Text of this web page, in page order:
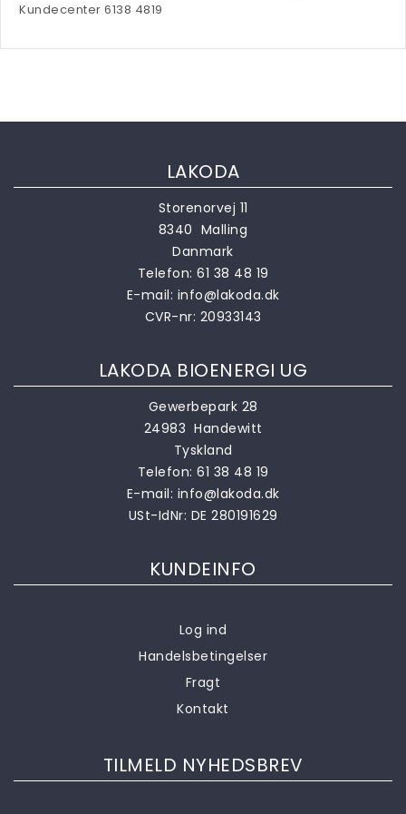
Kundecenter 6138 4819
LAKODA
Storenorvej 11
8340 Malling
Danmark
Telefon: 61 38 48 19
E-mail: info@lakoda.dk
CVR-nr: 20933143
LAKODA BIOENERGI UG
Gewerbepark 28
24983 Handewitt
Tyskland
Telefon: 61 38 48 19
E-mail: info@lakoda.dk
USt-IdNr: DE 280191629
KUNDEINFO
Log ind
Handelsbetingelser
Fragt
Kontakt
TILMELD NYHEDSBREV